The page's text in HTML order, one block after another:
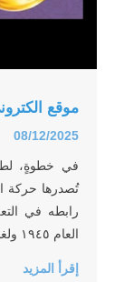
... موقع
... قصة سامي
موقع
08/12/2025
في خطوةٍ،
تُصدرها حركة
رابطه في
العام ١٩٤٥ ولغاية العدد الأخير…
إقرأ المزيد